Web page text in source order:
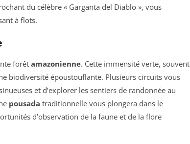
du célèbre « Garganta del Diablo », vous
à flots.
forêt amazonienne. Cette immensité verte, souvent
biodiversité époustouflante. Plusieurs circuits vous
et d’explorer les sentiers de randonnée au
pousada traditionnelle vous plongera dans le
d’observation de la faune et de la flore